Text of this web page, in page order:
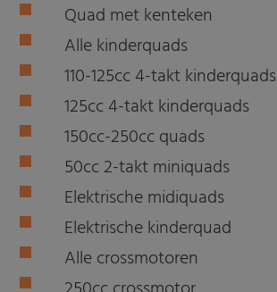
Quad met kenteken
Alle kinderquads
110-125cc 4-takt kinderquads
125cc 4-takt kinderquads
150cc-250cc quads
50cc 2-takt miniquads
Elektrische midiquads
Elektrische kinderquad
Alle crossmotoren